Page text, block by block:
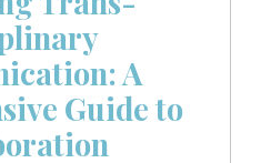
A
Guide to